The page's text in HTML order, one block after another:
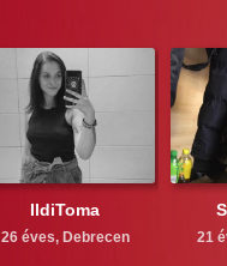
IldiToma
26 éves, Debrecen 21